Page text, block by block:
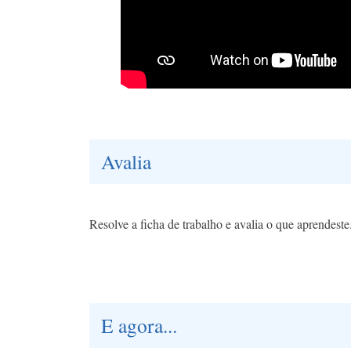
Avalia
Resolve a ficha de trabalho e avalia o que
E agora...